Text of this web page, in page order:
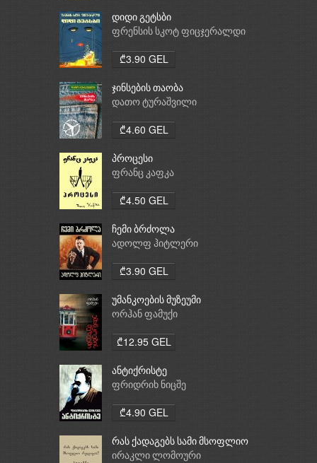
დიდი გეტსბი
ფრენსის სკოტ ფიცჯერალდი
₾3.90 GEL
ჯინსების თაობა
დათო ტურაშვილი
₾4.60 GEL
პროცესი
ფრანც კაფკა
₾4.50 GEL
ჩემი ბრძოლა
ადოლფ ჰიტლერი
₾3.90 GEL
უმანკოების მუზეუმი
ორჰან ფამუქი
₾12.95 GEL
ანტიქრისტე
ფრიდრიხ ნიცშე
₾4.90 GEL
რას ქადაგებს სამი მსოფლიო
რელიგია: ბუდიზმი,
ირაკლი ლომოური